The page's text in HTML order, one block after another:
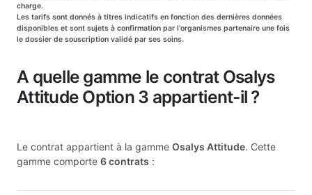
charge.
Les tarifs sont donnés à titres indicatifs en fonction des dernières données
disponibles et sont sujets à confirmation par l'organismes partenaire une fois
le dossier de souscription validé par ses soins.
A quelle gamme le contrat Osalys
Attitude Option 3 appartient-il ?
Le contrat appartient à la gamme Osalys Attitude. Cette
gamme comporte 6 contrats :